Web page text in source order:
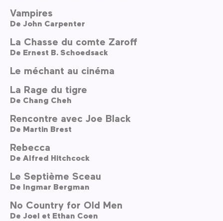
Vampires
De John Carpenter
La Chasse du comte Zaroff
De Ernest B. Schoedsack
Le méchant au cinéma
La Rage du tigre
De Chang Cheh
Rencontre avec Joe Black
De Martin Brest
Rebecca
De Alfred Hitchcock
Le Septième Sceau
De Ingmar Bergman
No Country for Old Men
De Joel et Ethan Coen